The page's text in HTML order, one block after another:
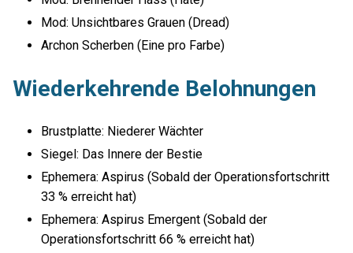
Mod: Unsichtbares Grauen (Dread)
Archon Scherben (Eine pro Farbe)
Wiederkehrende Belohnungen
Brustplatte: Niederer Wächter
Siegel: Das Innere der Bestie
Ephemera: Aspirus (Sobald der Operationsfortschritt
33 % erreicht hat)
Ephemera: Aspirus Emergent (Sobald der
Operationsfortschritt 66 % erreicht hat)